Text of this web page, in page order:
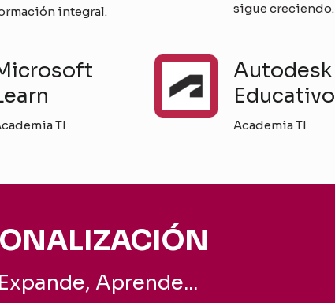
integral.
sigue creciendo.
TI
Autodesk
Educativo
Academia TI
Aprende...